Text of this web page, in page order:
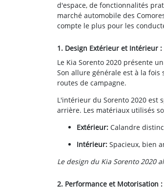
d'espace, de fonctionnalités
marché automobile des
compte le plus pour les
1. Design Extérieur et Intérieur
Le Kia Sorento 2020 présente
Son allure générale est à la
routes de campagne.
L'intérieur du Sorento 2020 est
arrière. Les matériaux utilisés
Extérieur: Calandre
Intérieur: Spacieux, bien
Le design du Kia Sorento 2020
2. Performance et Motorisation